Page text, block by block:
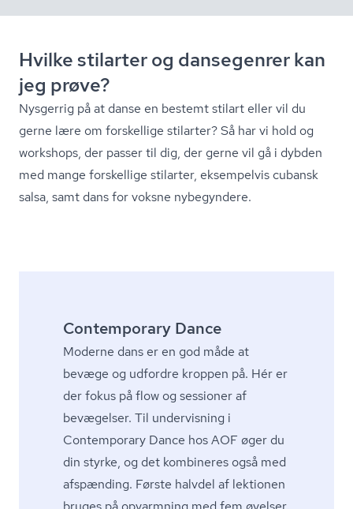
Hvilke stilarter og dansegenrer kan
jeg prøve?
Nysgerrig på at danse en bestemt stilart eller vil du
gerne lære om forskellige stilarter? Så har vi hold og
workshops, der passer til dig, der gerne vil gå i dybden
med mange forskellige stilarter, eksempelvis cubansk
salsa, samt dans for voksne nybegyndere.
Contemporary Dance
Moderne dans er en god måde at
bevæge og udfordre kroppen på. Hér er
der fokus på flow og sessioner af
bevægelser. Til undervisning i
Contemporary Dance hos AOF øger du
din styrke, og det kombineres også med
afspænding. Første halvdel af lektionen